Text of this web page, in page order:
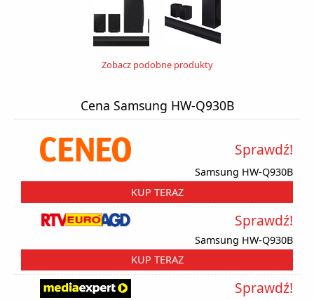
Zobacz podobne produkty
Cena Samsung HW-Q930B
Samsung HW-Q930B
Sprawdź!
KUP TERAZ
Samsung HW-Q930B
Sprawdź!
KUP TERAZ
Sprawdź!